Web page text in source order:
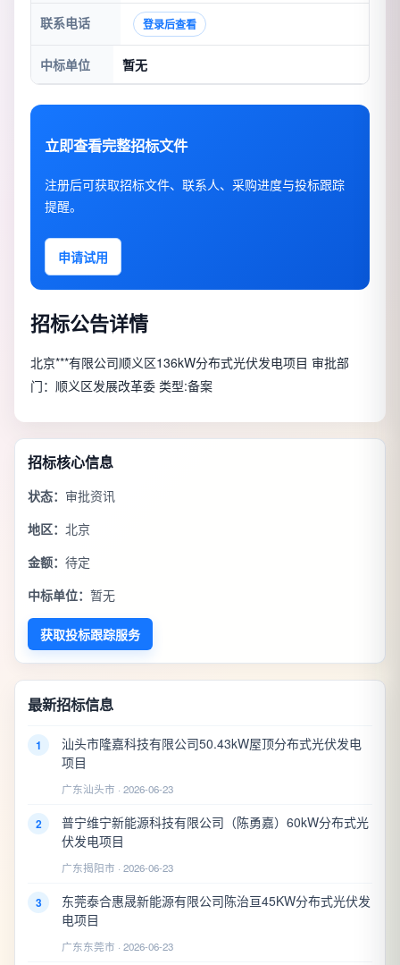
联系电话 登录后查看
中标单位 暂无
立即查看完整招标文件
注册后可获取招标文件、联系人、采购进度与投标跟踪
提醒。
申请试用
招标公告详情
北京***有限公司顺义区136kW分布式光伏发电项目 审批部
门：顺义区发展改革委 类型:备案
招标核心信息
状态： 审批资讯
地区： 北京
金额： 待定
中标单位： 暂无
获取投标跟踪服务
最新招标信息
1
汕头市隆嘉科技有限公司50.43kW屋顶分布式光伏发电
项目
广东汕头市 · 2026-06-23
2
普宁维宁新能源科技有限公司（陈勇嘉）60kW分布式光
伏发电项目
广东揭阳市 · 2026-06-23
3
东莞泰合惠晟新能源有限公司陈治亘45KW分布式光伏发
电项目
广东东莞市 · 2026-06-23